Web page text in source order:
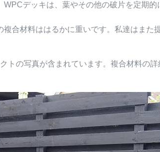
WPCデッキは、葉やその他の破片を定期
複合材料ははるかに重いです。私達はまた
トの写真が含まれています。複合材料の